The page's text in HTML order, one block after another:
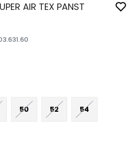
AIR TEX PANST
50 52 54